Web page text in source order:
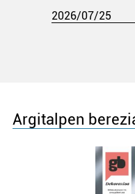
2026/07/25
Argitalpen